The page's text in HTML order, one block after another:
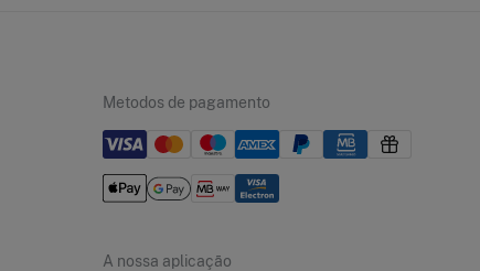
Metodos de pagamento
A nossa aplicação